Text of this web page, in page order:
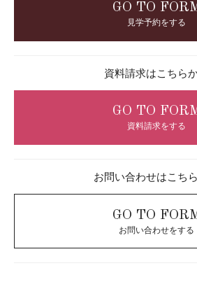
GO TO
見学予約をする
資料請求はこちら
GO TO
資料請求をする
お問い合わせはこち
GO TO
お問い合わせをする